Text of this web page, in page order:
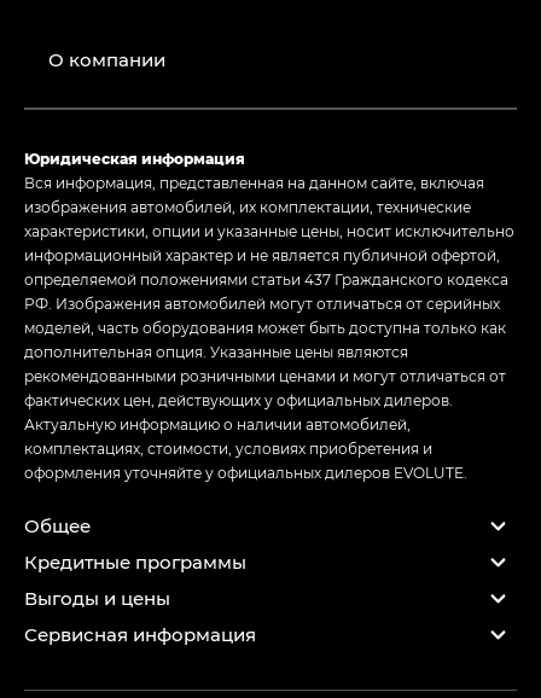
О компании
Юридическая информация
Вся информация, представленная на данном сайте, включая
изображения автомобилей, их комплектации, технические
характеристики, опции и указанные цены, носит исключительно
информационный характер и не является публичной офертой,
определяемой положениями статьи 437 Гражданского кодекса
РФ. Изображения автомобилей могут отличаться от серийных
моделей, часть оборудования может быть доступна только как
дополнительная опция. Указанные цены являются
рекомендованными розничными ценами и могут отличаться от
фактических цен, действующих у официальных дилеров.
Актуальную информацию о наличии автомобилей,
комплектациях, стоимости, условиях приобретения и
оформления уточняйте у официальных дилеров EVOLUTE.
Общее
Кредитные программы
Выгоды и цены
Сервисная информация